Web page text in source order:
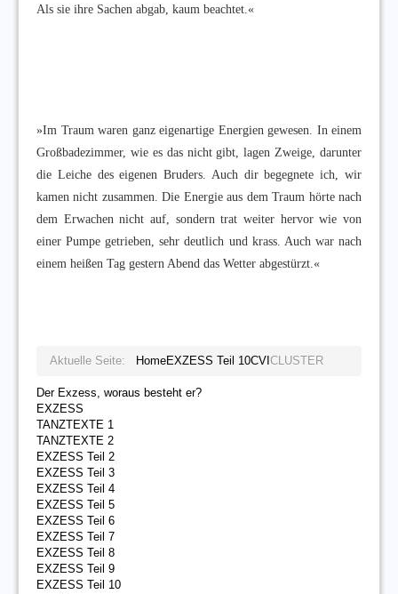
Als sie ihre Sachen abgab, kaum beachtet.«
»Im Traum waren ganz eigenartige Energien gewesen. In einem
Großbadezimmer, wie es das nicht gibt, lagen Zweige, darunter
die Leiche des eigenen Bruders. Auch dir begegnete ich, wir
kamen nicht zusammen. Die Energie aus dem Traum hörte nach
dem Erwachen nicht auf, sondern trat weiter hervor wie von
einer Pumpe getrieben, sehr deutlich und krass. Auch war nach
einem heißen Tag gestern Abend das Wetter abgestürzt.«
Aktuelle Seite: HomeEXZESS Teil 10CVI CLUSTER
Der Exzess, woraus besteht er?
EXZESS
TANZTEXTE 1
TANZTEXTE 2
EXZESS Teil 2
EXZESS Teil 3
EXZESS Teil 4
EXZESS Teil 5
EXZESS Teil 6
EXZESS Teil 7
EXZESS Teil 8
EXZESS Teil 9
EXZESS Teil 10